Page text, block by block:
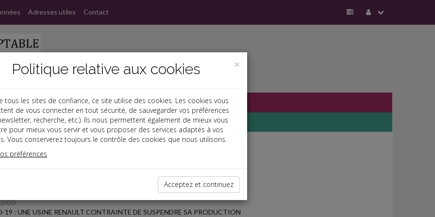
Adresses utiles Contact
dernières dépêches
19 : UNE USINE RENAULT CONTRAINTE DE SUSPENDRE SA PRODUCTION
×
Politique relative aux cookies
tous les sites de confiance, ce site utilise des cookies. Les cookies vous
de vous connecter en tout sécurité, de sauvegarder vos préférences
recherche, etc.). Ils nous permettent également de mieux vous
pour mieux vous servir et vous proposer des services adaptés à vos
Vous conserverez toujours le contrôle des cookies que nous utilisons.
préférences
Acceptez et continuez